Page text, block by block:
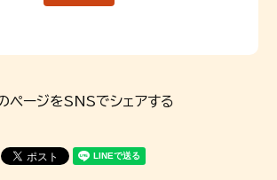
ページをSNSでシェアする